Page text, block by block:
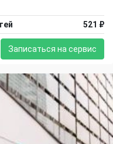
521 ₽
Записаться на сервис